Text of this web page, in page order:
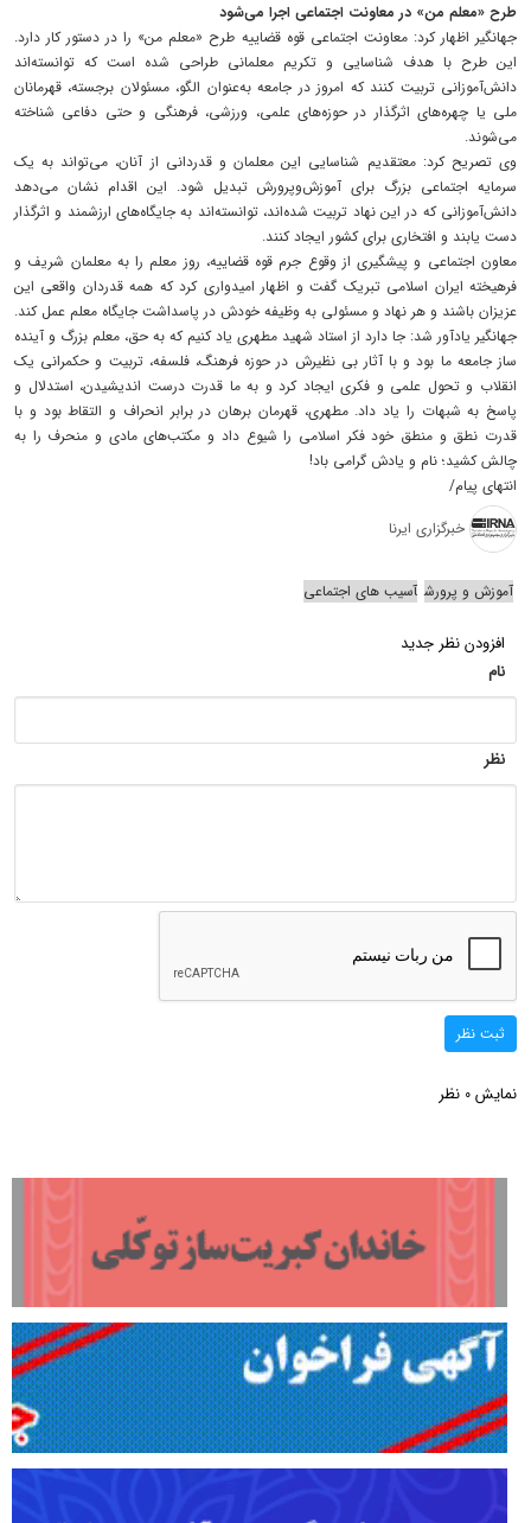
طرح «معلم من» در معاونت اجتماعی اجرا می‌شود
جهانگیر اظهار کرد: معاونت اجتماعی قوه قضاییه طرح «معلم من» را در دستور کار دارد.
این طرح با هدف شناسایی و تکریم معلمانی طراحی شده است که توانسته‌اند
دانش‌آموزانی تربیت کنند که امروز در جامعه به‌عنوان الگو، مسئولان برجسته، قهرمانان
ملی یا چهره‌های اثرگذار در حوزه‌های علمی، ورزشی، فرهنگی و حتی دفاعی شناخته
می‌شوند.
وی تصریح کرد: معتقدیم شناسایی این معلمان و قدردانی از آنان، می‌تواند به یک
سرمایه اجتماعی بزرگ برای آموزش‌وپرورش تبدیل شود. این اقدام نشان می‌دهد
دانش‌آموزانی که در این نهاد تربیت شده‌اند، توانسته‌اند به جایگاه‌های ارزشمند و اثرگذار
دست یابند و افتخاری برای کشور ایجاد کنند.
معاون اجتماعی و پیشگیری از وقوع جرم قوه قضاییه، روز معلم را به معلمان شریف و
فرهیخته ایران اسلامی تبریک گفت و اظهار امیدواری کرد که همه قدردان واقعی این
عزیزان باشند و هر نهاد و مسئولی به وظیفه خودش در پاسداشت جایگاه معلم عمل کند.
جهانگیر یادآور شد:‌ جا دارد از استاد شهید مطهری یاد کنیم که به حق، معلم بزرگ و آینده
ساز جامعه ما بود و با آثار بی نظیرش در حوزه فرهنگ، فلسفه، تربیت و حکمرانی یک
انقلاب و تحول علمی و فکری ایجاد کرد و به ما قدرت درست اندیشیدن، استدلال و
پاسخ به شبهات را یاد داد. مطهری، قهرمان برهان در برابر انحراف و التقاط بود و با
قدرت نطق و منطق خود فکر اسلامی را شیوع داد و مکتب‌های مادی و منحرف را به
چالش کشید؛ نام و یادش گرامی باد!
انتهای پیام/
خبرگزاری ایرنا
آموزش و پرورش آسیب های اجتماعی
افزودن نظر جدید
نام
نظر
ثبت نظر
نمایش 0 نظر